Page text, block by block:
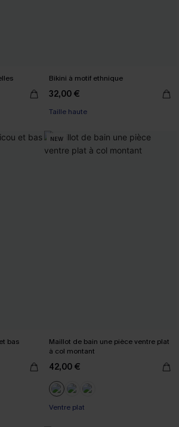
Bikini à motif ethnique
32,00 €
Taille haute
bas
NEW
Maillot de bain une pièce ventre plat
à col montant
42,00 €
Ventre plat